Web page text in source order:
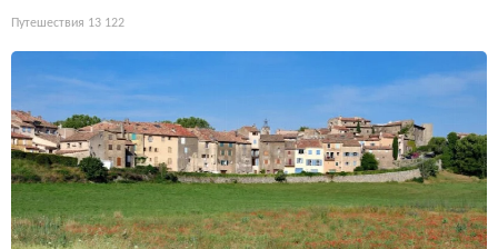
Путешествия 13 122